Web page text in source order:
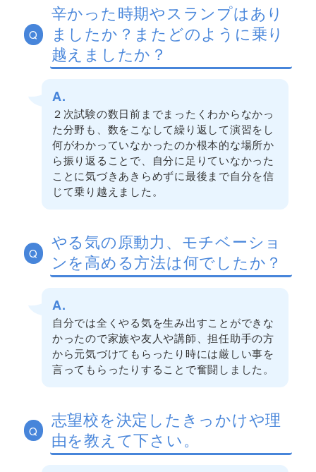
Q
辛かった時期やスランプはあり
ましたか？またどのように乗り
越えましたか？
A.
２次試験の数日前までまったくわからなかっ
た分野も、数をこなして繰り返して演習をし
何がわかっていなかったのか根本的な場所か
ら振り返ることで、自分に足りていなかった
ことに気づきあきらめずに最後まで自分を信
じて乗り越えました。
Q
やる気の原動力、モチベーショ
ンを高める方法は何でしたか？
A.
自分では全くやる気を生み出すことができな
かったので家族や友人や講師、担任助手の方
から元気づけてもらったり時には厳しい事を
言ってもらったりすることで奮闘しました。
Q
志望校を決定したきっかけや理
由を教えて下さい。